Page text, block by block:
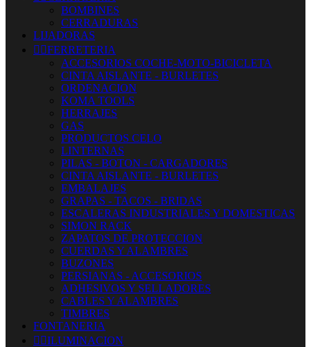
BOMBINES
CERRADURAS
LIJADORAS
 FERRETERIA
ACCESORIOS COCHE-MOTO-BICICLETA
CINTA AISLANTE - BURLETES
ORDENACION
KOMA TOOLS
HERRAJES
GAS
PRODUCTOS CELO
LINTERNAS
PILAS - BOTON - CARGADORES
CINTA AISLANTE - BURLETES
EMBALAJES
GRAPAS - TACOS - BRIDAS
ESCALERAS INDUSTRIALES Y DOMESTICAS
SIMON RACK
ZAPATOS DE PROTECCION
CUERDAS Y ALAMBRES
BUZONES
PERSIANAS - ACCESORIOS
ADHESIVOS Y SELLADORES
CABLES Y ALAMBRES
TIMBRES
FONTANERIA
 ILUMINACION